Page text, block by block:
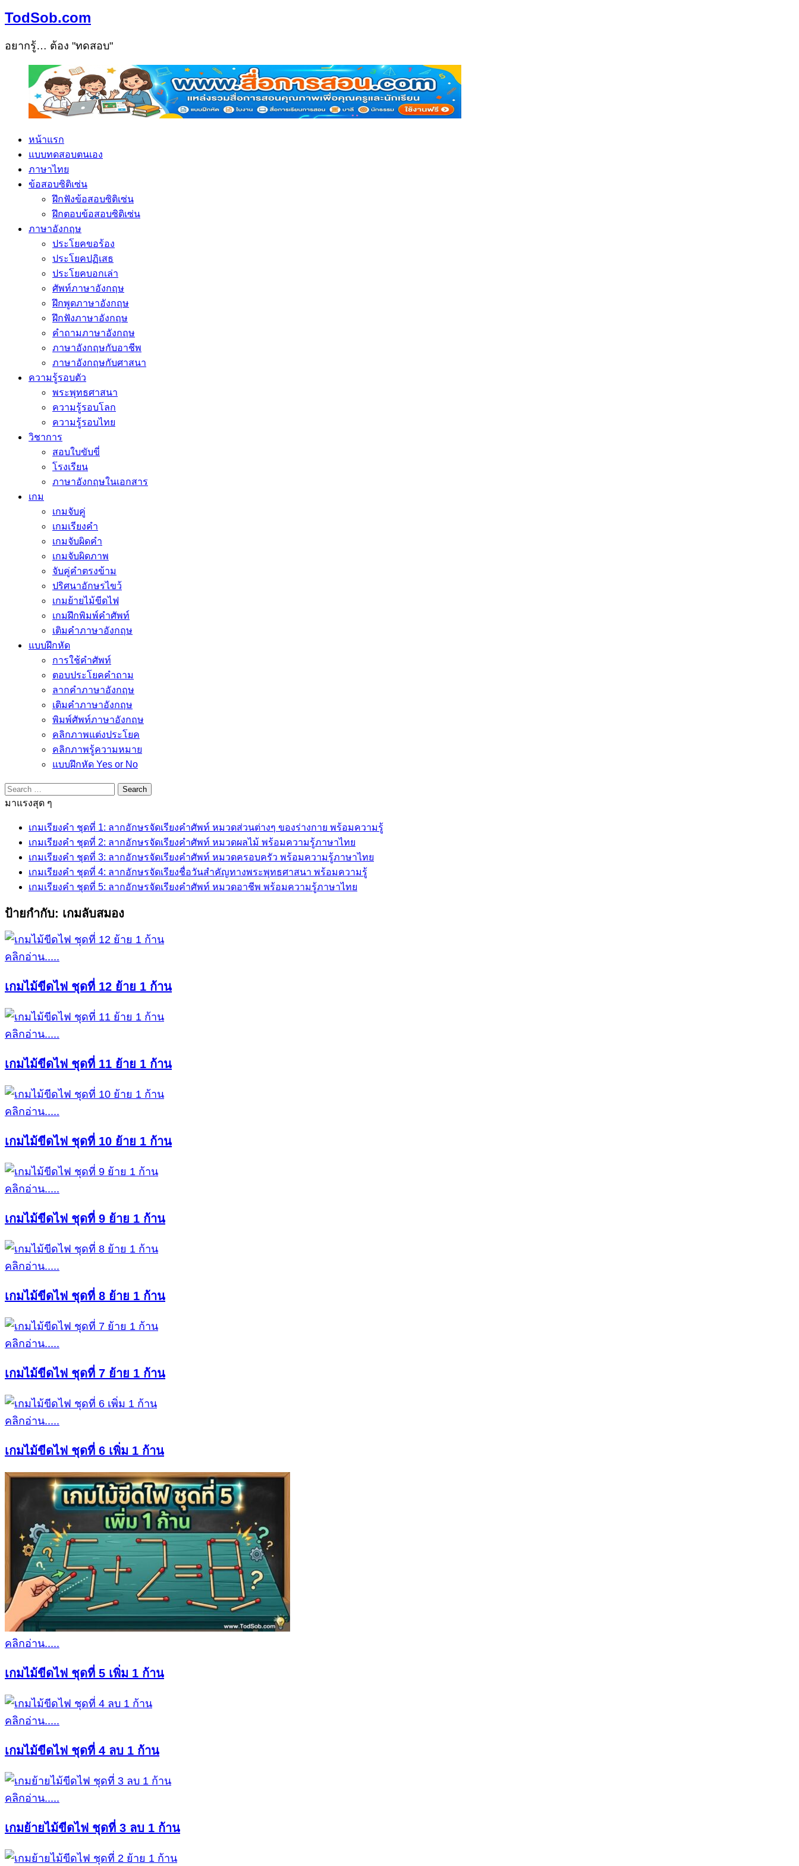
TodSob.com
อยากรู้… ต้อง "ทดสอบ"
หน้าแรก
แบบทดสอบตนเอง
ภาษาไทย
ข้อสอบซิติเซ่น
ฝึกฟังข้อสอบซิติเซ่น
ฝึกตอบข้อสอบซิติเซ่น
ภาษาอังกฤษ
ประโยคขอร้อง
ประโยคปฏิเสธ
ประโยคบอกเล่า
ศัพท์ภาษาอังกฤษ
ฝึกพูดภาษาอังกฤษ
ฝึกฟังภาษาอังกฤษ
คำถามภาษาอังกฤษ
ภาษาอังกฤษกับอาชีพ
ภาษาอังกฤษกับศาสนา
ความรู้รอบตัว
พระพุทธศาสนา
ความรู้รอบโลก
ความรู้รอบไทย
วิชาการ
สอบใบขับขี่
โรงเรียน
ภาษาอังกฤษในเอกสาร
เกม
เกมจับคู่
เกมเรียงคำ
เกมจับผิดคำ
เกมจับผิดภาพ
จับคู่คำตรงข้าม
ปริศนาอักษรไขว้
เกมย้ายไม้ขีดไฟ
เกมฝึกพิมพ์คำศัพท์
เติมคำภาษาอังกฤษ
แบบฝึกหัด
การใช้คำศัพท์
ตอบประโยคคำถาม
ลากคำภาษาอังกฤษ
เติมคำภาษาอังกฤษ
พิมพ์ศัพท์ภาษาอังกฤษ
คลิกภาพแต่งประโยค
คลิกภาพรู้ความหมาย
แบบฝึกหัด Yes or No
Search
for:
มาแรงสุด ๆ
เกมเรียงคำ ชุดที่ 1: ลากอักษรจัดเรียงคำศัพท์ หมวดส่วนต่างๆ ของร่างกาย พร้อมความรู้
เกมเรียงคำ ชุดที่ 2: ลากอักษรจัดเรียงคำศัพท์ หมวดผลไม้ พร้อมความรู้ภาษาไทย
เกมเรียงคำ ชุดที่ 3: ลากอักษรจัดเรียงคำศัพท์ หมวดครอบครัว พร้อมความรู้ภาษาไทย
เกมเรียงคำ ชุดที่ 4: ลากอักษรจัดเรียงชื่อวันสำคัญทางพระพุทธศาสนา พร้อมความรู้
เกมเรียงคำ ชุดที่ 5: ลากอักษรจัดเรียงคำศัพท์ หมวดอาชีพ พร้อมความรู้ภาษาไทย
ป้ายกำกับ: เกมลับสมอง
คลิกอ่าน.....
เกมไม้ขีดไฟ ชุดที่ 12 ย้าย 1 ก้าน
คลิกอ่าน.....
เกมไม้ขีดไฟ ชุดที่ 11 ย้าย 1 ก้าน
คลิกอ่าน.....
เกมไม้ขีดไฟ ชุดที่ 10 ย้าย 1 ก้าน
คลิกอ่าน.....
เกมไม้ขีดไฟ ชุดที่ 9 ย้าย 1 ก้าน
คลิกอ่าน.....
เกมไม้ขีดไฟ ชุดที่ 8 ย้าย 1 ก้าน
คลิกอ่าน.....
เกมไม้ขีดไฟ ชุดที่ 7 ย้าย 1 ก้าน
คลิกอ่าน.....
เกมไม้ขีดไฟ ชุดที่ 6 เพิ่ม 1 ก้าน
คลิกอ่าน.....
เกมไม้ขีดไฟ ชุดที่ 5 เพิ่ม 1 ก้าน
คลิกอ่าน.....
เกมไม้ขีดไฟ ชุดที่ 4 ลบ 1 ก้าน
คลิกอ่าน.....
เกมย้ายไม้ขีดไฟ ชุดที่ 3 ลบ 1 ก้าน